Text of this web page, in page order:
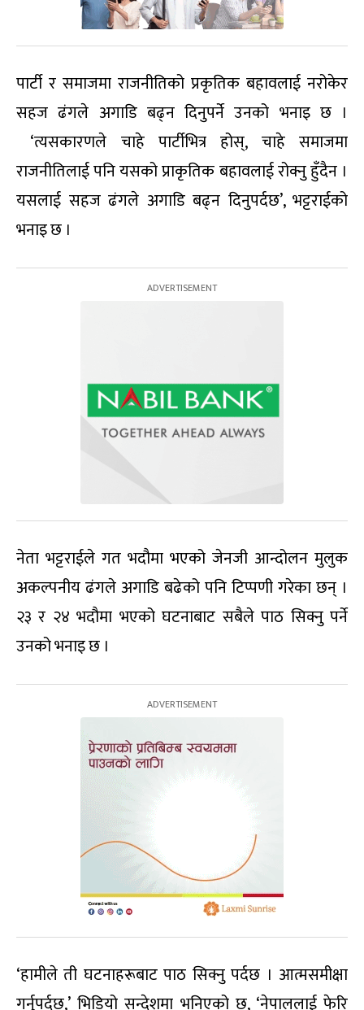
पार्टी र समाजमा राजनीतिको प्रकृतिक बहावलाई नरोकेर
सहज ढंगले अगाडि बढ्न दिनुपर्ने उनको भनाइ छ ।
‘त्यसकारणले चाहे पार्टीभित्र होस्, चाहे समाजमा
राजनीतिलाई पनि यसको प्राकृतिक बहावलाई रोक्नु हुँदैन ।
यसलाई सहज ढंगले अगाडि बढ्न दिनुपर्दछ’, भट्टराईको
भनाइ छ ।
नेता भट्टराईले गत भदौमा भएको जेनजी आन्दोलन मुलुक
अकल्पनीय ढंगले अगाडि बढेको पनि टिप्पणी गरेका छन् ।
२३ र २४ भदौमा भएको घटनाबाट सबैले पाठ सिक्नु पर्ने
उनको भनाइ छ ।
‘हामीले ती घटनाहरूबाट पाठ सिक्नु पर्दछ । आत्मसमीक्षा
गर्नुपर्दछ,’ भिडियो सन्देशमा भनिएको छ, ‘नेपाललाई फेरि